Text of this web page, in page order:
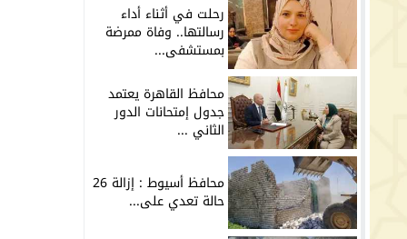
رحلت في أثناء أداء
رسالتها.. وفاة ممرضة
بمستشفى...
محافظ القاهرة يعتمد
جدول إمتحانات الدور
الثاني ...
محافظ أسيوط : إزالة 26
حالة تعدي على...